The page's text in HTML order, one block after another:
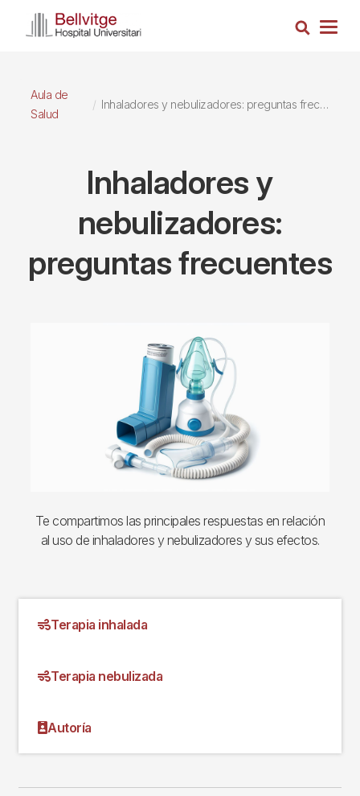
Busca
Aula de
Salud
Inhaladores y nebulizadores: preguntas frecuentes
Inhaladores y
nebulizadores:
preguntas frecuentes
Te compartimos las principales respuestas en relación
al uso de inhaladores y nebulizadores y sus efectos.
Terapia inhalada
Terapia nebulizada
Autoría